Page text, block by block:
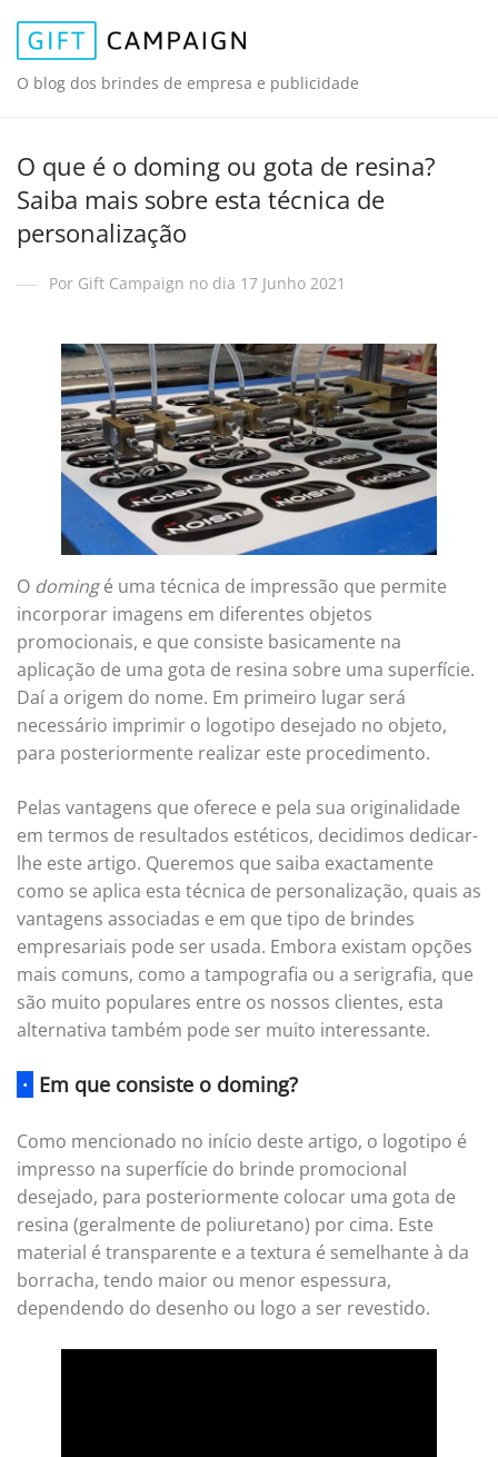
O blog dos brindes de empresa e publicidade
O que é o doming ou gota de resina?
Saiba mais sobre esta técnica de
personalização
Por Gift Campaign no dia 17 Junho 2021
O domingé uma técnica de impressão que permite
incorporar imagens em diferentes objetos
promocionais, e que consiste basicamente na
aplicação de uma gota de resina sobre uma superfície.
Daí a origem do nome. Em primeiro lugar será
necessário imprimir o logotipo desejado no objeto,
para posteriormente realizar este procedimento.
Pelas vantagens que oferece e pela sua originalidade
em termos de resultados estéticos, decidimos dedicar-
lhe este artigo. Queremos que saiba exactamente
como se aplica esta técnica de personalização, quais as
vantagens associadas e em que tipo de brindes
empresariais pode ser usada. Embora existam opções
mais comuns, como a tampografia ou a serigrafia, que
são muito populares entre os nossos clientes, esta
alternativa também pode ser muito interessante.
· Em que consiste o doming?
Como mencionado no início deste artigo, o logotipo é
impresso na superfície do brinde promocional
desejado, para posteriormente colocar uma gota de
resina (geralmente de poliuretano) por cima. Este
material é transparente e a textura é semelhante à da
borracha, tendo maior ou menor espessura,
dependendo do desenho ou logo a ser revestido.